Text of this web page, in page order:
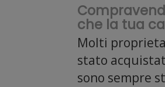
che la tua
Molti
stato
sono sempre